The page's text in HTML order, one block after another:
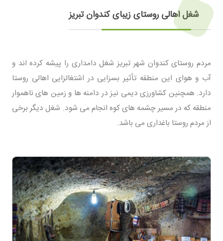
شغل اهالی روستای زیبای کندوان تبریز
مردم روستای کندوان شهر تبریز شغل دامداری را پیشه کرده اند و
آب و هوای این منطقه تأثیر بسزایی در اشتغالزایی اهالی روستا
دارد. همچنین کشاورزی دیمی نیز در دامنه ‌ها و زمین‌ های ناهموار
منطقه که در مسیر چشمه‌ های کوه انجام می شود. شغل دیگر برخی
از مردم روستا باغداری می باشد.